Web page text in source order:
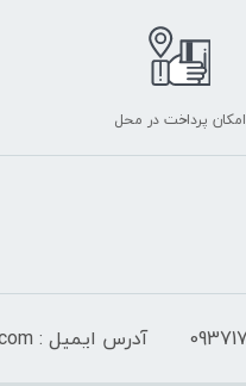
امکان پرداخت در محل
آدرس ایمیل : Isf_sayeh@yahoo.com